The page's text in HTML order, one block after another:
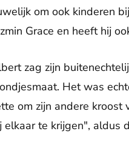
om ook kinderen
Grace en heeft hij
zag zijn
Het was
om zijn andere
elkaar te krijgen", aldus